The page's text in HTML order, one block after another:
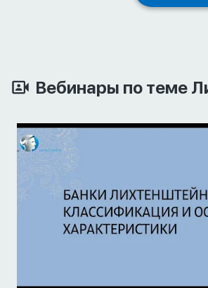
Вебинары по теме